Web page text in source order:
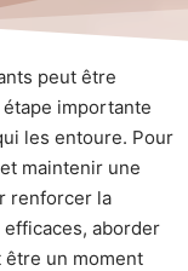
peut être
importante
les entoure. Pour
maintenir une
renforcer la
aborder
être un moment